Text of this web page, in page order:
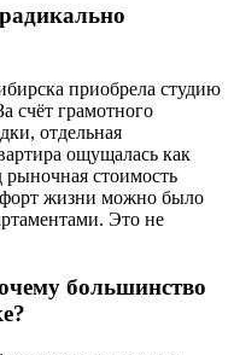
приобрела студию
счёт грамотного
отдельная
ощущалась как
рыночная стоимость
жизни можно было
Это не
большинство